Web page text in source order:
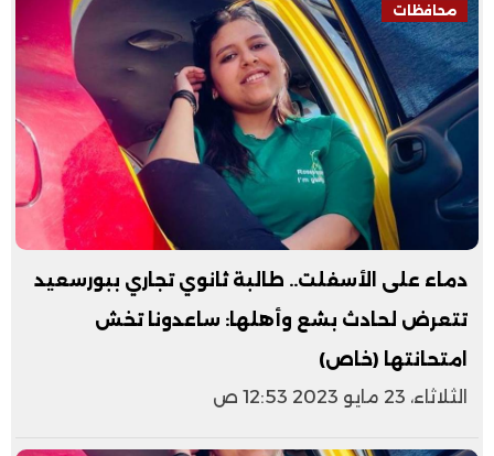
محافظات
دماء على الأسفلت.. طالبة ثانوي تجاري ببورسعيد
تتعرض لحادث بشع وأهلها: ساعدونا تخش
امتحانتها (خاص)
الثلاثاء، 23 مايو 2023 12:53 ص